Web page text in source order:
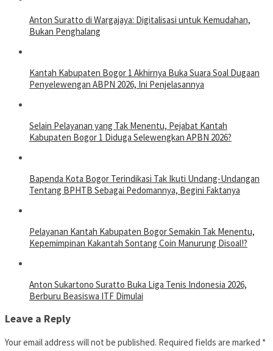
Anton Suratto di Wargajaya: Digitalisasi untuk Kemudahan,
Bukan Penghalang
Kantah Kabupaten Bogor 1 Akhirnya Buka Suara Soal Dugaan
Penyelewengan ABPN 2026, Ini Penjelasannya
Selain Pelayanan yang Tak Menentu, Pejabat Kantah
Kabupaten Bogor 1 Diduga Selewengkan APBN 2026?
Bapenda Kota Bogor Terindikasi Tak Ikuti Undang-Undangan
Tentang BPHTB Sebagai Pedomannya, Begini Faktanya
Pelayanan Kantah Kabupaten Bogor Semakin Tak Menentu,
Kepemimpinan Kakantah Sontang Coin Manurung Disoal!?
Anton Sukartono Suratto Buka Liga Tenis Indonesia 2026,
Berburu Beasiswa ITF Dimulai
Leave a Reply
Your email address will not be published. Required fields are marked *